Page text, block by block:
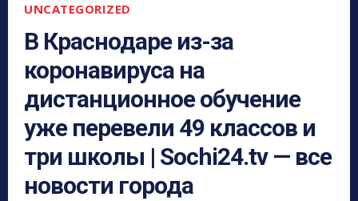
UNCATEGORIZED
В Краснодаре из-за
коронавируса на
дистанционное обучение
уже перевели 49 классов и
три школы | Sochi24.tv — все
новости города